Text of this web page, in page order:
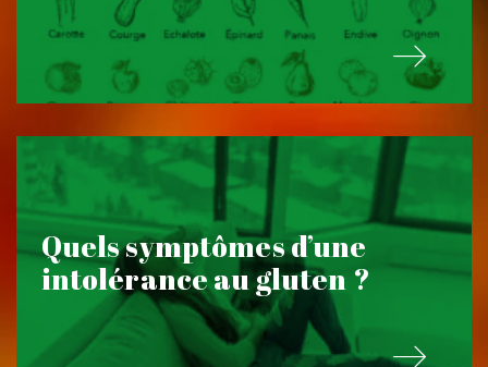
Quels symptômes d’une
intolérance au gluten ?